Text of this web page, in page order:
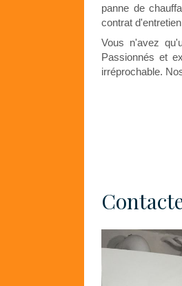
panne de
contrat
Vous n'avez
Passionnés et
irréprochable.